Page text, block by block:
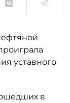
уставного
в